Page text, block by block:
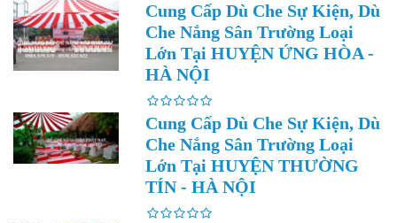
Cung Cấp Dù Che Sự Kiện, Dù
Che Nắng Sân Trường Loại
Lớn Tại HUYỆN ỨNG HÒA -
HÀ NỘI
Cung Cấp Dù Che Sự Kiện, Dù
Che Nắng Sân Trường Loại
Lớn Tại HUYỆN THƯỜNG
TÍN - HÀ NỘI